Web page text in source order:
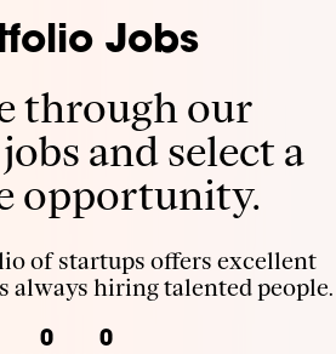
Jobs
through our
and select a
opportunity.
of startups offers excellent
always hiring talented people.
0 0